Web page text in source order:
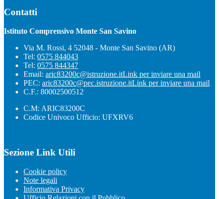
Contatti
Istituto Comprensivo Monte San Savino
Via M. Rossi, 4 52048 - Monte San Savino (AR)
Tel: 0575 844043
Tel: 0575 844347
Email: aric83200c@istruzione.itLink per inviare una mail
PEC: aric83200c@pec.istruzione.itLink per inviare una mail
C.F.: 80002500512
C.M: ARIC83200C
Codice Univoco Ufficio: UFXRV6
Sezione Link Utili
Cookie policy
Note legali
Informativa Privacy